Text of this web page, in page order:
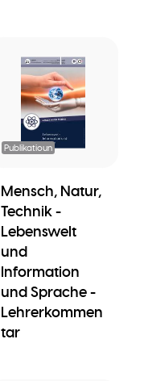
Publikatioun
Mensch, Natur,
Technik -
Lebenswelt
und
Information
und Sprache -
Lehrerkommen
tar